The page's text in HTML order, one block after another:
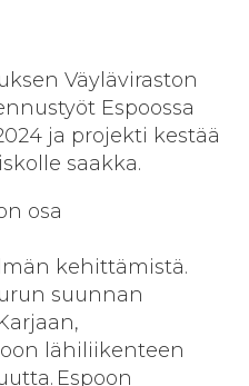
Väyläviraston
Espoossa
ja projekti kestää
saakka.
osa
kehittämistä.
suunnan
lähiliikenteen
Espoon